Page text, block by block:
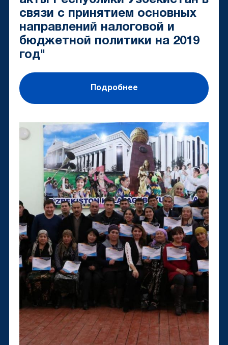
связи с принятием основных
направлений налоговой и
бюджетной политики на 2019
год"
Подробнее